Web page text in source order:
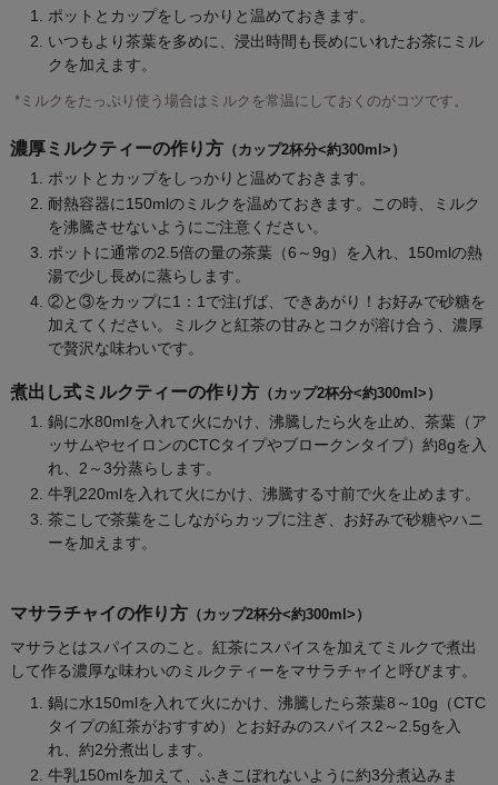
ポットとカップをしっかりと温めておきます。
いつもより茶葉を多めに、浸出時間も長めにいれたお茶にミル
クを加えます。
*ミルクをたっぷり使う場合はミルクを常温にしておくのがコツです。
濃厚ミルクティーの作り方（カップ2杯分<約300ml>）
ポットとカップをしっかりと温めておきます。
耐熱容器に150mlのミルクを温めておきます。この時、ミルク
を沸騰させないようにご注意ください。
ポットに通常の2.5倍の量の茶葉（6～9g）を入れ、150mlの熱
湯で少し長めに蒸らします。
②と③をカップに1：1で注げば、できあがり！お好みで砂糖を
加えてください。ミルクと紅茶の甘みとコクが溶け合う、濃厚
で贅沢な味わいです。
煮出し式ミルクティーの作り方（カップ2杯分<約300ml>）
鍋に水80mlを入れて火にかけ、沸騰したら火を止め、茶葉（ア
ッサムやセイロンのCTCタイプやブロークンタイプ）約8gを入
れ、2～3分蒸らします。
牛乳220mlを入れて火にかけ、沸騰する寸前で火を止めます。
茶こしで茶葉をこしながらカップに注ぎ、お好みで砂糖やハニ
ーを加えます。
マサラチャイの作り方（カップ2杯分<約300ml>）
マサラとはスパイスのこと。紅茶にスパイスを加えてミルクで煮出
して作る濃厚な味わいのミルクティーをマサラチャイと呼びます。
鍋に水150mlを入れて火にかけ、沸騰したら茶葉8～10g（CTC
タイプの紅茶がおすすめ）とお好みのスパイス2～2.5gを入
れ、約2分煮出します。
牛乳150mlを加えて、ふきこぼれないように約3分煮込みま